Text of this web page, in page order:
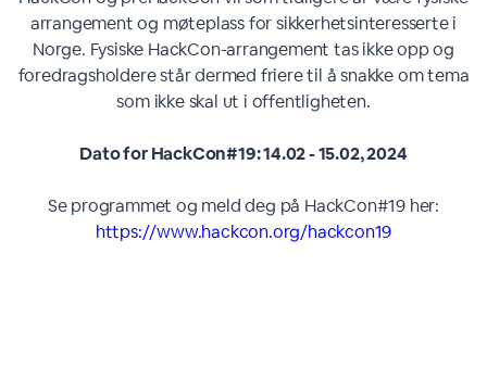
arrangement og møteplass for sikkerhetsinteresserte i
Norge. Fysiske HackCon-arrangement tas ikke opp og
foredragsholdere står dermed friere til å snakke om tema
som ikke skal ut i offentligheten.
Dato for HackCon#19: 14.02 - 15.02, 2024
Se programmet og meld deg på HackCon#19 her:
https://www.hackcon.org/hackcon19